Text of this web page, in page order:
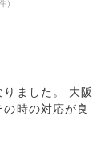
）
ました。 大阪
時の対応が良